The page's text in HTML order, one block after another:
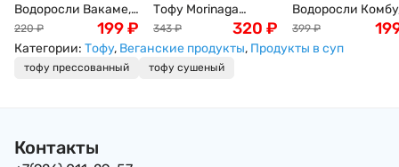
Водоросли Вакаме,
100г
220 ₽ 199₽
Тофу Morinaga
твердый (соевый
творог), 250г,
Япония
343 ₽ 320 ₽
Водоросли
листовые Dashi
Kombu, 100г
399 ₽
Категории: Тофу, Веганские продукты, Продукты в суп
тофу прессованный тофу сушеный
Контакты